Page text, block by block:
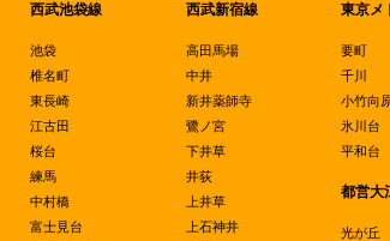
西武池袋線
池袋
椎名町
東長崎
江古田
桜台
練馬
中村橋
富士見台
西武新宿線
高田馬場
中井
新井薬師寺
鷺ノ宮
下井草
井荻
上井草
上石神井
東京メ
要町
千川
小竹向
氷川台
平和台
都営大
光が丘